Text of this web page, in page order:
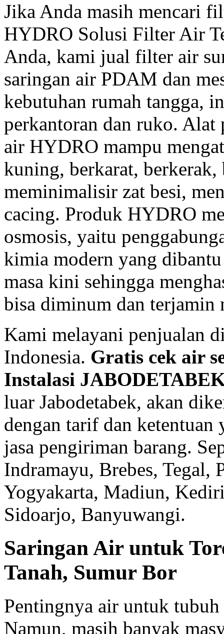
Jika Anda masih mencari
HYDRO Solusi Filter Air
Anda, kami jual filter air
saringan air PDAM dan
kebutuhan rumah tangga,
perkantoran dan ruko. Alat
air HYDRO mampu
kuning, berkarat,
meminimalisir zat besi,
cacing. Produk HYDRO
osmosis, yaitu
kimia modern yang
masa kini sehingga
bisa diminum dan terjamin
Kami melayani penjualan
Indonesia. Gratis cek air
Instalasi
luar Jabodetabek, akan
dengan tarif dan ketentuan
jasa pengiriman barang.
Indramayu, Brebes, Tegal,
Yogyakarta, Madiun,
Sidoarjo, Banyuwangi.
Saringan Air untuk
Tanah, Sumur Bor
Pentingnya air untuk
Namun, masih banyak